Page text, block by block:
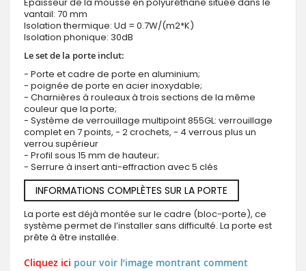
vantail: 70 mm
Isolation thermique: Ud = 0.7W/(m2*K)
Isolation phonique: 30dB
Le set de la porte inclut:
- Porte et cadre de porte en aluminium;
- poignée de porte en acier inoxydable;
- Charnières à rouleaux à trois sections de la même
couleur que la porte;
- Système de verrouillage multipoint 855GL: verrouillage
complet en 7 points, - 2 crochets, - 4 verrous plus un
verrou supérieur
- Profil sous 15 mm de hauteur;
- Serrure à insert anti-effraction avec 5 clés
INFORMATIONS COMPLÈTES SUR LA PORTE
La porte est déjà montée sur le cadre (bloc-porte), ce
système permet de l’installer sans difficulté. La porte est
prête à être installée.
Cliquez ici pour voir l’image montrant comment